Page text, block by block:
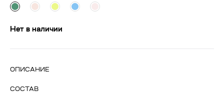
Нет в наличии
ОПИСАНИЕ
СОСТАВ